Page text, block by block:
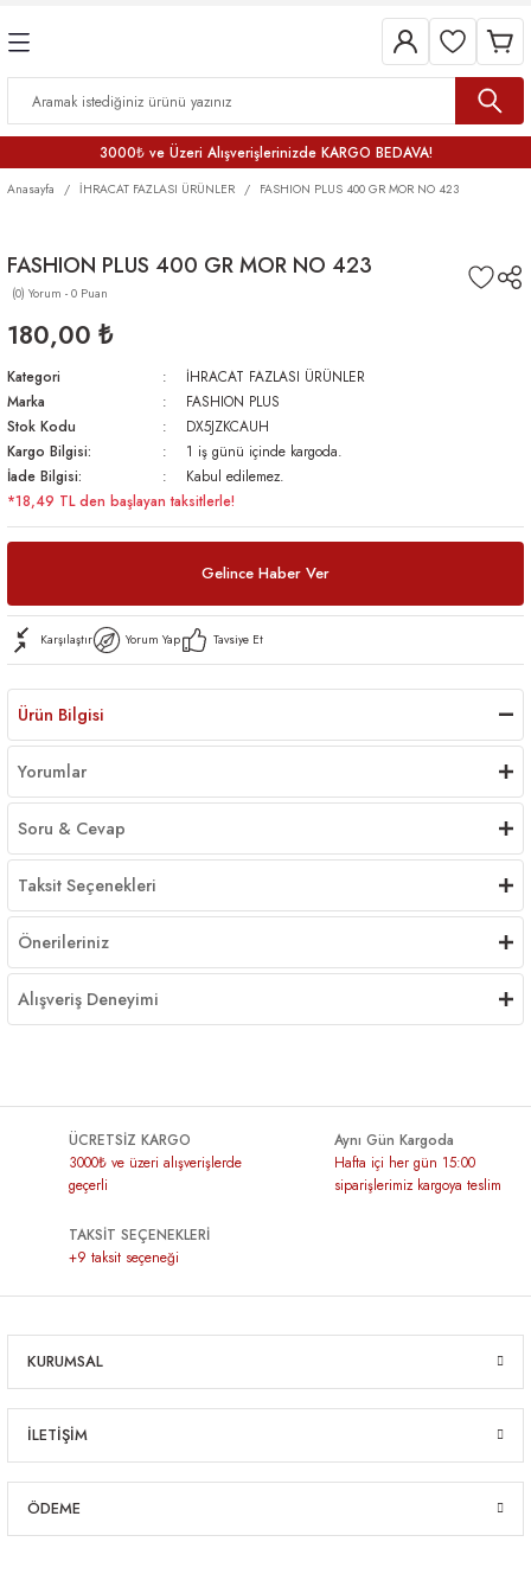
3000₺ ve Üzeri Alışverişlerinizde KARGO BEDAVA!
Anasayfa İHRACAT FAZLASI ÜRÜNLER FASHION PLUS 400 GR MOR NO 423
FASHION PLUS 400 GR MOR NO 423
(0) Yorum - 0 Puan
180,00 ₺
Kategori
İHRACAT FAZLASI ÜRÜNLER
Marka
FASHION PLUS
Stok Kodu
DX5JZKCAUH
Kargo Bilgisi:
1 iş günü içinde kargoda.
İade Bilgisi:
Kabul edilemez.
*18,49 TL den başlayan taksitlerle!
Gelince Haber Ver
Karşılaştır Yorum Yap Tavsiye Et
Ürün Bilgisi
Yorumlar
Soru & Cevap
Taksit Seçenekleri
Önerileriniz
Alışveriş Deneyimi
ÜCRETSİZ KARGO
3000₺ ve üzeri alışverişlerde
geçerli
Aynı Gün Kargoda
Hafta içi her gün 15:00
siparişlerimiz kargoya teslim
TAKSİT SEÇENEKLERİ
+9 taksit seçeneği
KURUMSAL
İLETİŞİM
ÖDEME